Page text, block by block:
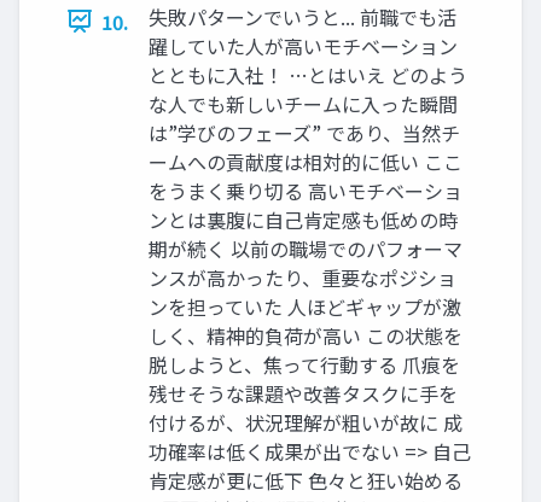
10.
失敗パターンでいうと... 前職でも活
躍していた人が高いモチベーション
とともに入社！ …とはいえ どのよう
な人でも新しいチームに入った瞬間
は”学びのフェーズ” であり、当然チ
ームへの貢献度は相対的に低い ここ
をうまく乗り切る 高いモチベーショ
ンとは裏腹に自己肯定感も低めの時
期が続く 以前の職場でのパフォーマ
ンスが高かったり、重要なポジショ
ンを担っていた 人ほどギャップが激
しく、精神的負荷が高い この状態を
脱しようと、焦って行動する 爪痕を
残せそうな課題や改善タスクに手を
付けるが、状況理解が粗いが故に 成
功確率は低く成果が出でない => 自己
肯定感が更に低下 色々と狂い始める